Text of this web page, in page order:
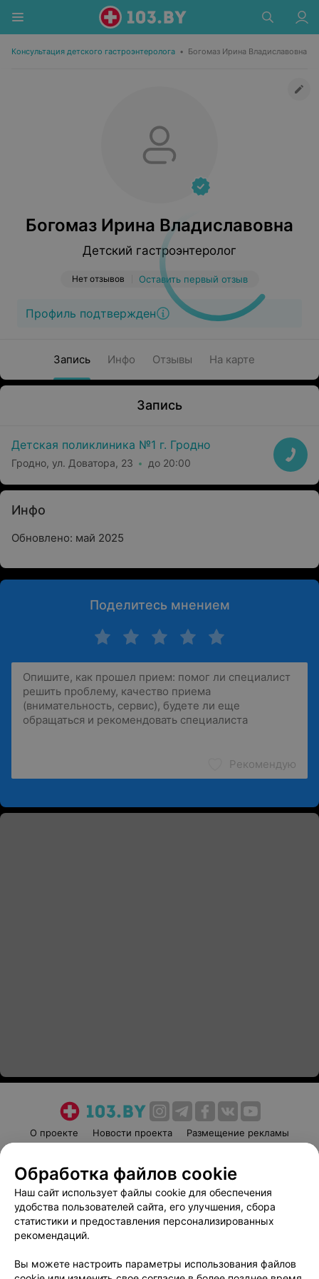
Консультация детского гастроэнтеролога • Богомаз Ирина Владиславовна
Богомаз Ирина Владиславовна
Детский гастроэнтеролог
Нет отзывов Оставить первый отзыв
Профиль подтвержден
Запись Инфо Отзывы На карте
Запись
Детская поликлиника №1 г. Гродно
Гродно, ул. Доватора, 23 до 20:00
Инфо
Обновлено: май 2025
Поделитесь мнением
Рекомендую
О проекте Новости проекта
Размещение рекламы
Пользовательское соглашение
Способы оплаты
Вакансии
Партнеры
Написать руководителю 103.by
Обработка персональных данных
Обработка файлов cookie
Наш сайт использует файлы cookie для обеспечения
удобства пользователей сайта, его улучшения, сбора
статистики и предоставления персонализированных
рекомендаций.
Вы можете настроить параметры использования файлов